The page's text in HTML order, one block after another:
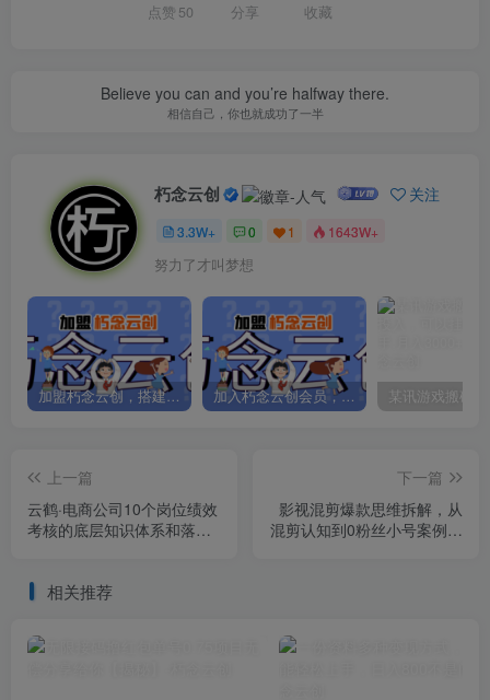
点赞 50 分享 收藏
Believe you can and you’re halfway there.
相信自己，你也就成功了一半
朽念云创 关注
3.3W+ 0 1 1643W+
努力了才叫梦想
加盟朽念云创，搭建同款项目资源站，实现日入2000+ 加入朽念云创会员，全站资源免费学习。
上一篇
云鹤·电商公司10个岗位绩效
考核的底层知识体系和落地
下一篇
影视混剪爆款思维拆解，从
混剪认知到0粉丝小号案例，
相关推荐